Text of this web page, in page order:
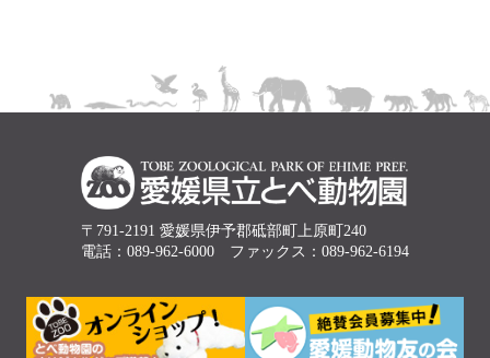
〒791-2191 愛媛県伊予郡砥部町上原町240
電話：089-962-6000 ファックス：089-962-6194